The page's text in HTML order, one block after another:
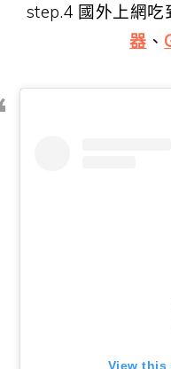
step.4 國外上網吃
器 、
View this